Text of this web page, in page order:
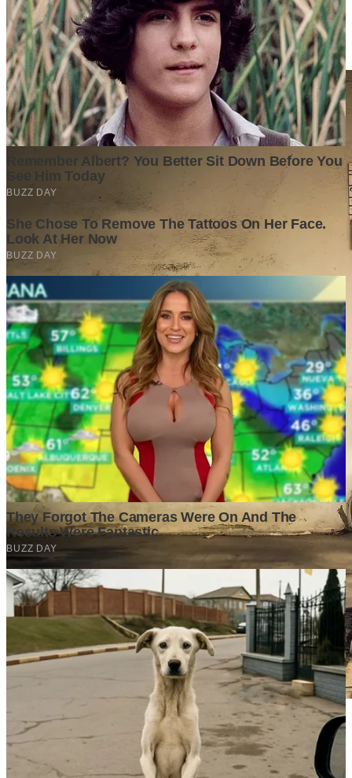
Surat Somasi Penyerobotan Tanah Terbaru 2024, Lengkap
Dengan Penjelasannya!
Tech 2 years ago
Stok BBM di Indonesia Hanya Tinggal 21 Hari, Apa
Dampaknya bagi Masyarakat?
Finansial ·4 months ago